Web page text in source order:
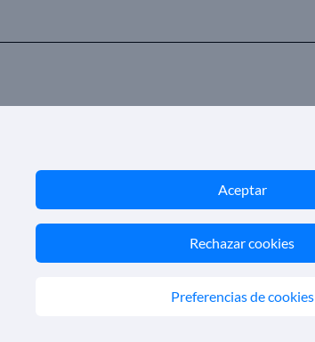
Aceptar
Rechazar cookies
Preferencias de cookies